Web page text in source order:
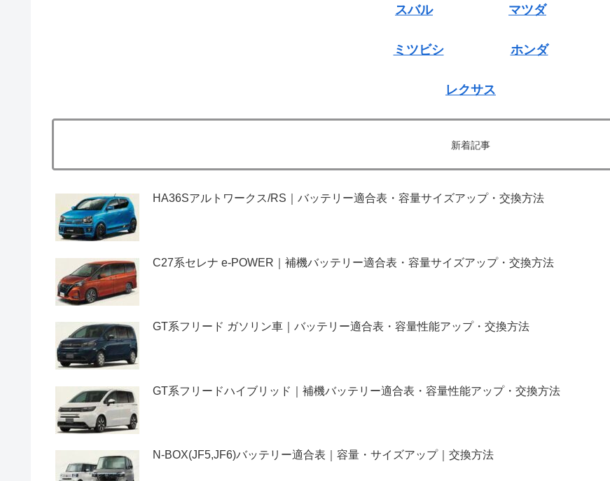
スバル マツダ
ミツビシ ホンダ
レクサス
新着記事
HA36Sアルトワークス/RS｜バッテリー適合表・容量サイズアップ・交換方法
C27系セレナ e-POWER｜補機バッテリー適合表・容量サイズアップ・交換方法
GT系フリード ガソリン車｜バッテリー適合表・容量性能アップ・交換方法
GT系フリードハイブリッド｜補機バッテリー適合表・容量性能アップ・交換方法
N-BOX(JF5,JF6)バッテリー適合表｜容量・サイズアップ｜交換方法